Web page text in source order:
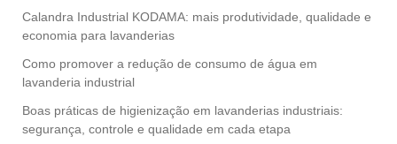
Calandra Industrial KODAMA: mais produtividade, qualidade e
economia para lavanderias
Como promover a redução de consumo de água em
lavanderia industrial
Boas práticas de higienização em lavanderias industriais:
segurança, controle e qualidade em cada etapa